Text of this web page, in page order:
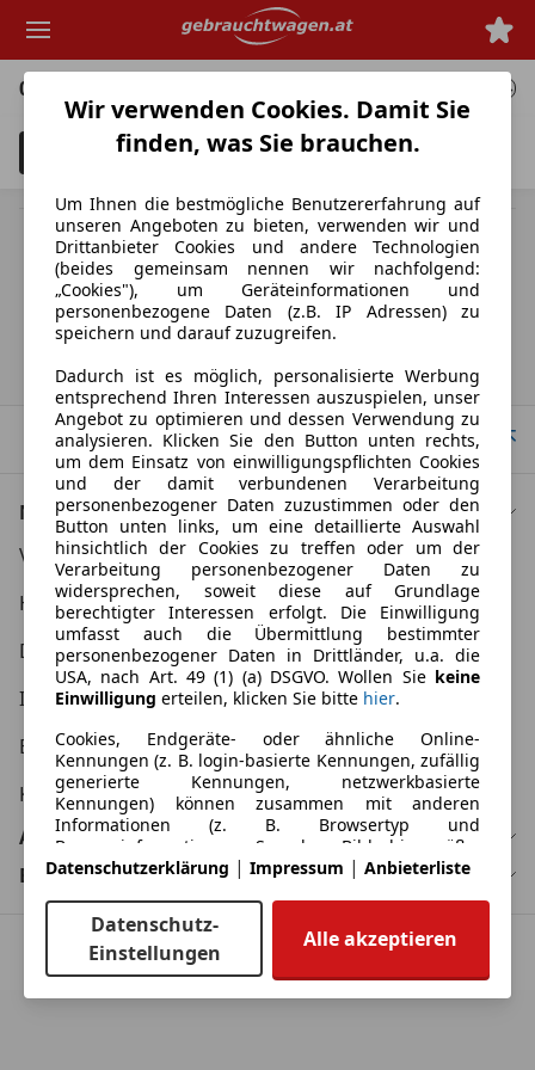
Hauptinhalt
springen
0 Angebote
3 Unfallfahrzeuge anzeigen
MwSt. ausweisbar
Herstellerangabe für Neufahrzeuge. Je nach Kilometerstand,
Fahrverhalten, Batteriealter und Ladeverhalten kann die elektrische
Reichweite bei Gebrauchtwagen deutlich abweichen.
Startseite
Nach Oben
Nützliche Links
Verbraucher AGB
Händler AGB
Datenschutzerklärung
Impressum
Erklärung zur Barrierefreiheit
KFZ Kaufvertrag
Automarken
Bundesländer
© Copyright2026
Wir verwenden Cookies. Damit Sie
finden, was Sie brauchen.
Um Ihnen die bestmögliche Benutzererfahrung auf
unseren Angeboten zu bieten, verwenden wir und
Drittanbieter Cookies und andere Technologien
(beides gemeinsam nennen wir nachfolgend:
„Cookies"), um Geräteinformationen und
personenbezogene Daten (z.B. IP Adressen) zu
speichern und darauf zuzugreifen.
Dadurch ist es möglich, personalisierte Werbung
entsprechend Ihren Interessen auszuspielen, unser
Angebot zu optimieren und dessen Verwendung zu
analysieren. Klicken Sie den Button unten rechts,
um dem Einsatz von einwilligungspflichten Cookies
und der damit verbundenen Verarbeitung
personenbezogener Daten zuzustimmen oder den
Button unten links, um eine detaillierte Auswahl
hinsichtlich der Cookies zu treffen oder um der
Verarbeitung personenbezogener Daten zu
widersprechen, soweit diese auf Grundlage
berechtigter Interessen erfolgt. Die Einwilligung
umfasst auch die Übermittlung bestimmter
personenbezogener Daten in Drittländer, u.a. die
USA, nach Art. 49 (1) (a) DSGVO. Wollen Sie keine
Einwilligung erteilen, klicken Sie bitte hier.
Cookies, Endgeräte- oder ähnliche Online-
Kennungen (z. B. login-basierte Kennungen, zufällig
generierte Kennungen, netzwerkbasierte
Kennungen) können zusammen mit anderen
Informationen (z. B. Browsertyp und
Browserinformationen, Sprache, Bildschirmgröße,
unterstützte Technologien usw.) auf Ihrem Endgerät
es jedes Mal wiederzuerkennen, wenn es eine App
oder einer Webseite aufruft. Dies geschieht für
einen oder mehrere der hier aufgeführten
Verarbeitungszwecke.
Datenschutzerklärung | Impressum | Anbieterliste
Datenschutz-
Einstellungen
Alle akzeptieren